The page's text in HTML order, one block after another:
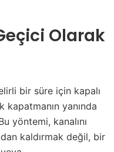
Olarak
bir süre için kapalı
kapatmanın yanında
yöntemi, kanalını
kaldırmak değil, bir